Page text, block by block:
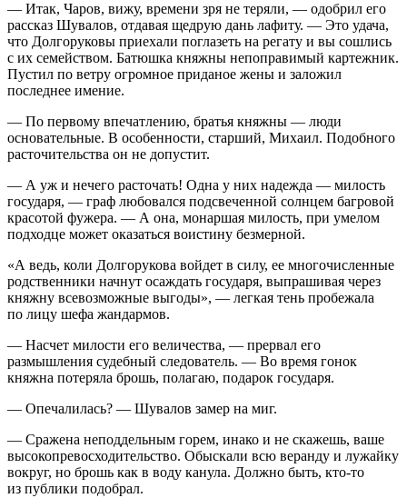
— Итак, Чаров, вижу, времени зря не теряли, — одобрил его
рассказ Шувалов, отдавая щедрую дань лафиту. — Это удача,
что Долгоруковы приехали поглазеть на регату и вы сошлись
с их семейством. Батюшка княжны непоправимый картежник.
Пустил по ветру огромное приданое жены и заложил
последнее имение.
— По первому впечатлению, братья княжны — люди
основательные. В особенности, старший, Михаил. Подобного
расточительства он не допустит.
— А уж и нечего расточать! Одна у них надежда — милость
государя, — граф любовался подсвеченной солнцем багровой
красотой фужера. — А она, монаршая милость, при умелом
подходце может оказаться воистину безмерной.
«А ведь, коли Долгорукова войдет в силу, ее многочисленные
родственники начнут осаждать государя, выпрашивая через
княжну всевозможные выгоды», — легкая тень пробежала
по лицу шефа жандармов.
— Насчет милости его величества, — прервал его
размышления судебный следователь. — Во время гонок
княжна потеряла брошь, полагаю, подарок государя.
— Опечалилась? — Шувалов замер на миг.
— Сражена неподдельным горем, инако и не скажешь, ваше
высокопревосходительство. Обыскали всю веранду и лужайку
вокруг, но брошь как в воду канула. Должно быть, кто-то
из публики подобрал.